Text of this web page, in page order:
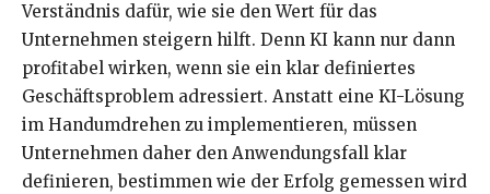
Verständnis dafür, wie sie den Wert für das
Unternehmen steigern hilft. Denn KI kann nur dann
profitabel wirken, wenn sie ein klar definiertes
Geschäftsproblem adressiert. Anstatt eine KI-Lösung
im Handumdrehen zu implementieren, müssen
Unternehmen daher den Anwendungsfall klar
definieren, bestimmen wie der Erfolg gemessen wird